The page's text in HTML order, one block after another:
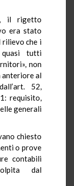
il rigetto
era stato
rilievo che i
tutti
non
anteriore al
52,
requisito,
generali
chiesto
o prove
contabili
dal